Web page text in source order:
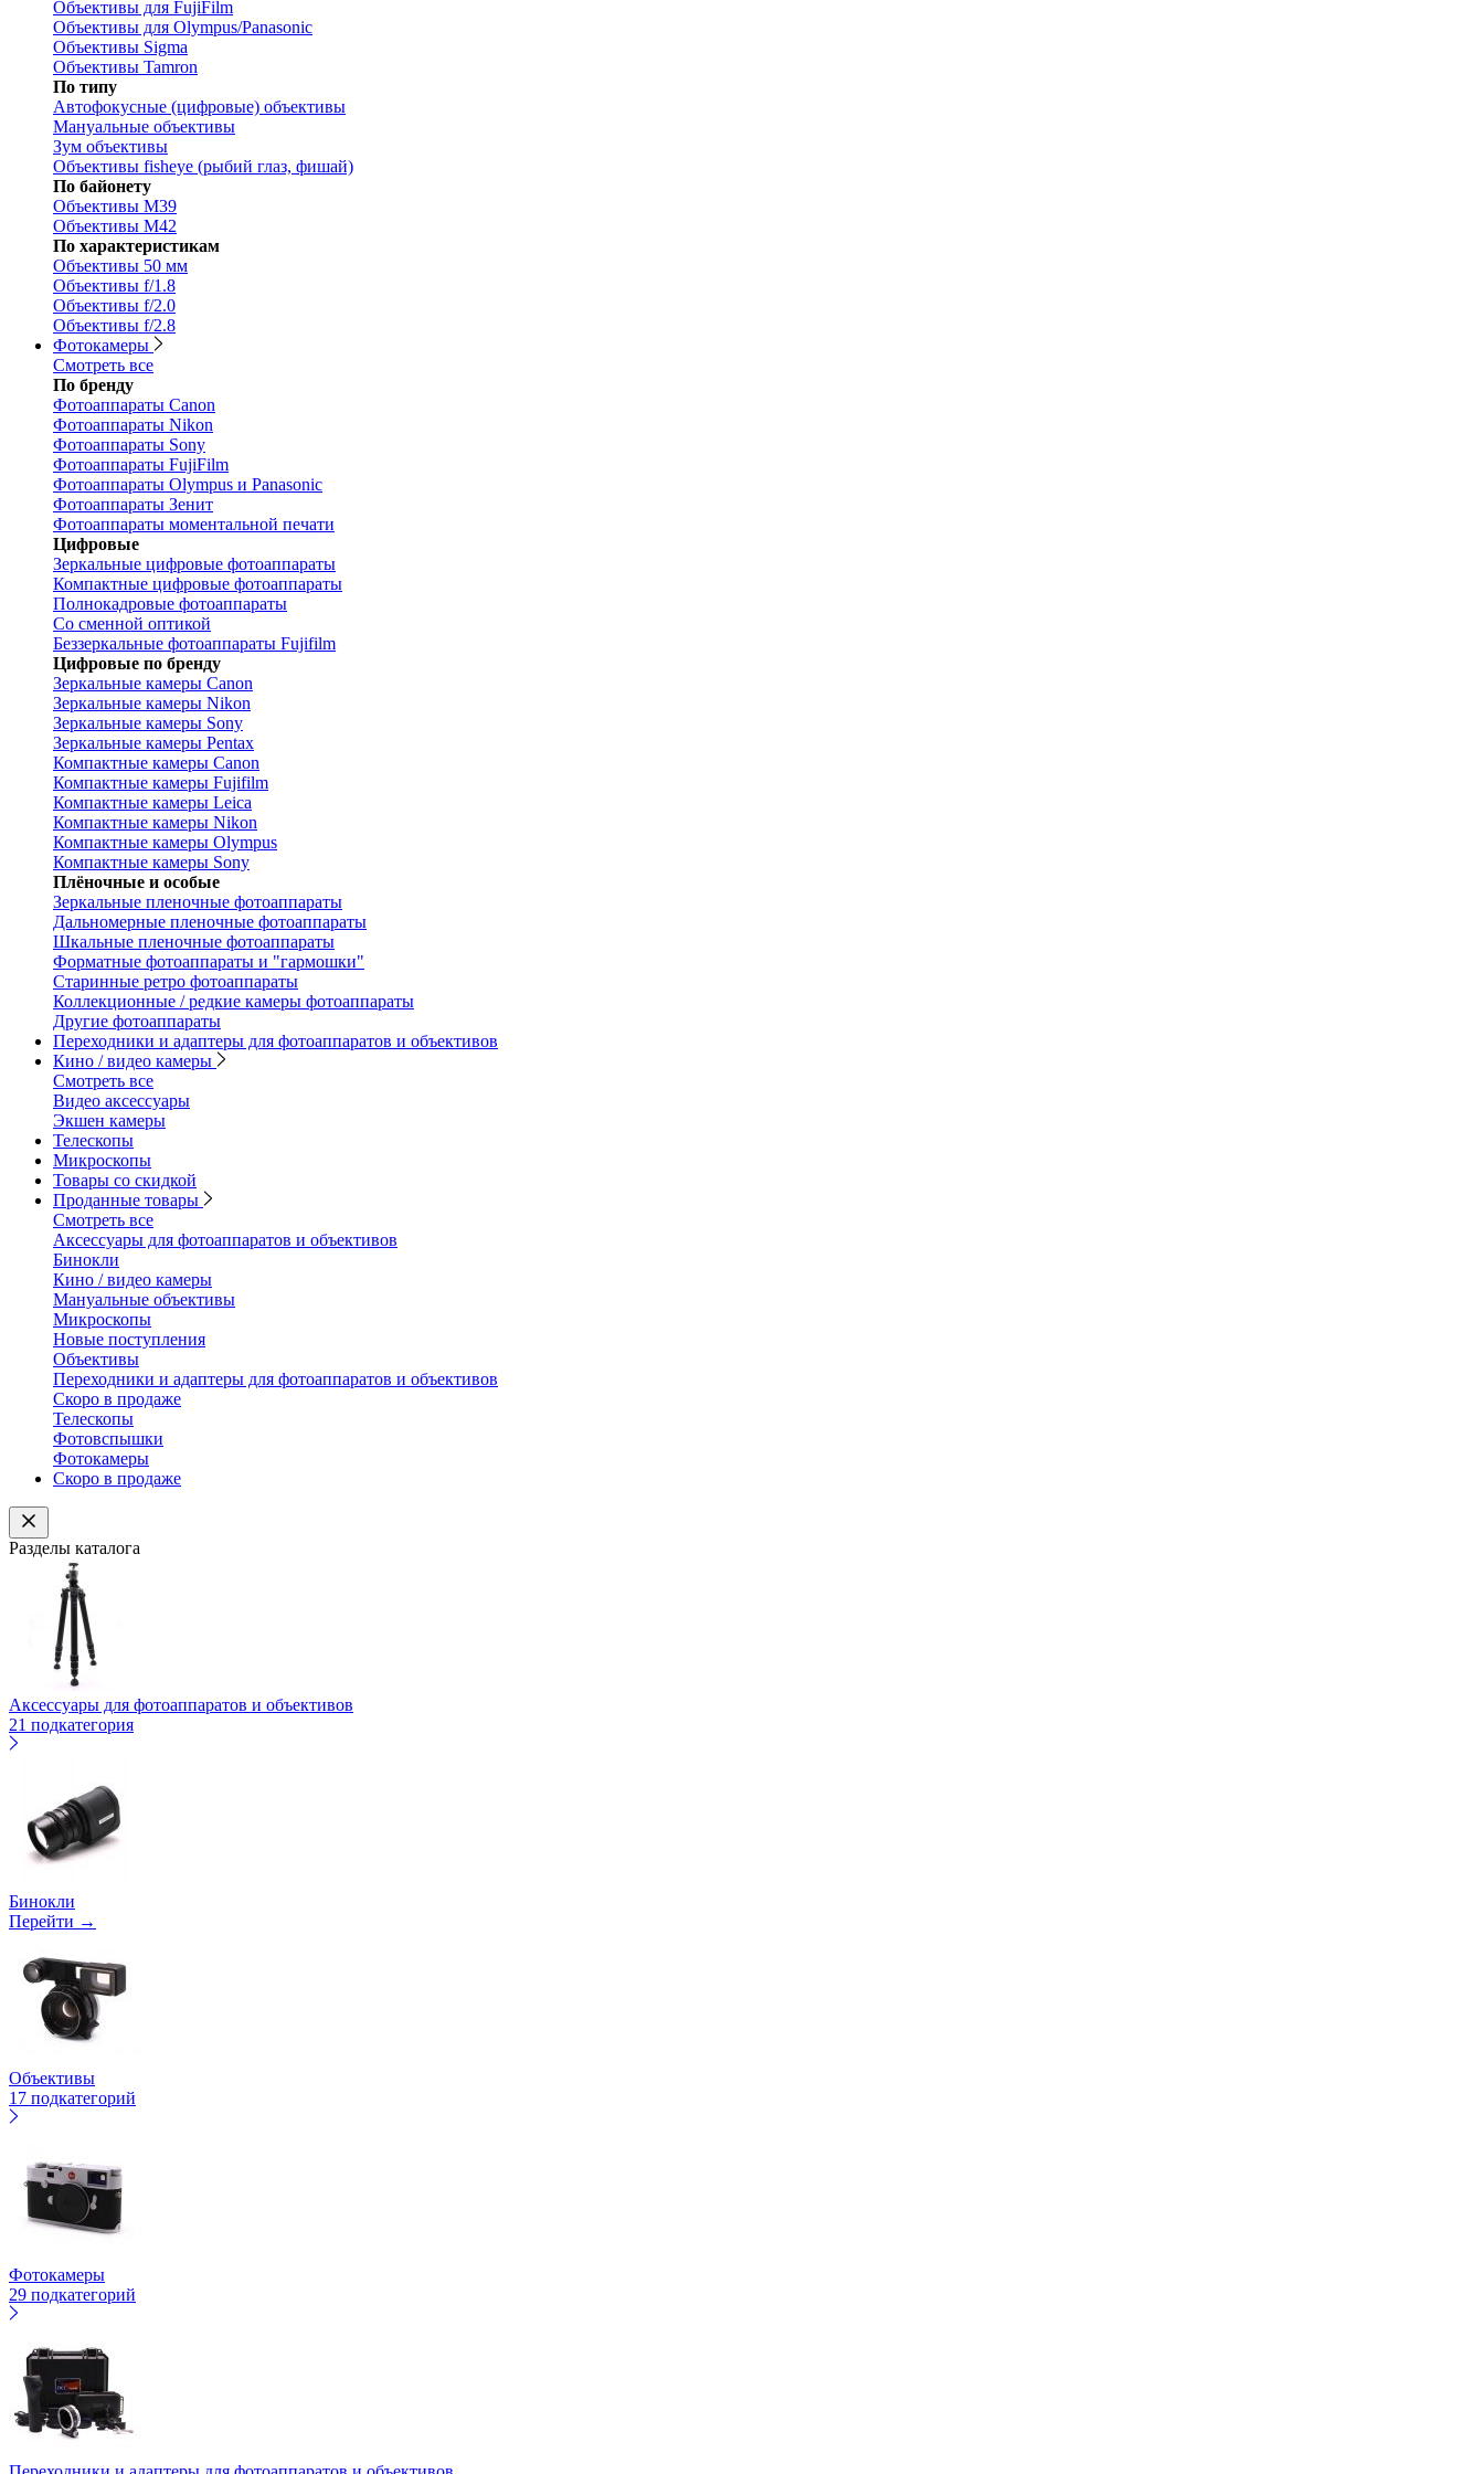
Объективы для FujiFilm
Объективы для Olympus/Panasonic
Объективы Sigma
Объективы Tamron
По типу
Автофокусные (цифровые) объективы
Мануальные объективы
Зум объективы
Объективы fisheye (рыбий глаз, фишай)
По байонету
Объективы M39
Объективы M42
По характеристикам
Объективы 50 мм
Объективы f/1.8
Объективы f/2.0
Объективы f/2.8
Фотокамеры
Смотреть все
По бренду
Фотоаппараты Canon
Фотоаппараты Nikon
Фотоаппараты Sony
Фотоаппараты FujiFilm
Фотоаппараты Olympus и Panasonic
Фотоаппараты Зенит
Фотоаппараты моментальной печати
Цифровые
Зеркальные цифровые фотоаппараты
Компактные цифровые фотоаппараты
Полнокадровые фотоаппараты
Со сменной оптикой
Беззеркальные фотоаппараты Fujifilm
Цифровые по бренду
Зеркальные камеры Canon
Зеркальные камеры Nikon
Зеркальные камеры Sony
Зеркальные камеры Pentax
Компактные камеры Canon
Компактные камеры Fujifilm
Компактные камеры Leica
Компактные камеры Nikon
Компактные камеры Olympus
Компактные камеры Sony
Плёночные и особые
Зеркальные пленочные фотоаппараты
Дальномерные пленочные фотоаппараты
Шкальные пленочные фотоаппараты
Форматные фотоаппараты и "гармошки"
Старинные ретро фотоаппараты
Коллекционные / редкие камеры фотоаппараты
Другие фотоаппараты
Переходники и адаптеры для фотоаппаратов и объективов
Кино / видео камеры
Смотреть все
Видео аксессуары
Экшен камеры
Телескопы
Микроскопы
Товары со скидкой
Проданные товары
Смотреть все
Аксессуары для фотоаппаратов и объективов
Бинокли
Кино / видео камеры
Мануальные объективы
Микроскопы
Новые поступления
Объективы
Переходники и адаптеры для фотоаппаратов и объективов
Скоро в продаже
Телескопы
Фотовспышки
Фотокамеры
Скоро в продаже
Разделы каталога
Аксессуары для фотоаппаратов и объективов
21 подкатегория
Бинокли
Перейти →
Объективы
17 подкатегорий
Фотокамеры
29 подкатегорий